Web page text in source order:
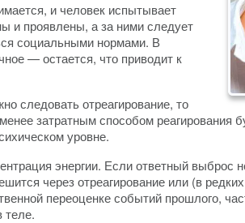
и человек испытывает
и проявлены, а за ними следует
социальными нормами. В
— остается, что приводит к
следовать отреагирование, то
затратным способом реагирования
уровне.
энергии. Если ответный выброс
через отреагирование или (в
переоценке событий прошлого,
теле.